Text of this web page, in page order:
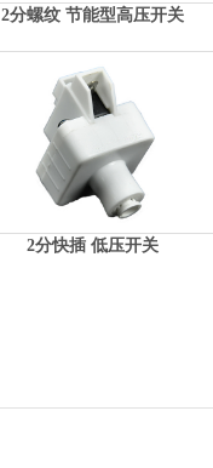
2分螺纹 节能型高压开关
2分快插 低压开关